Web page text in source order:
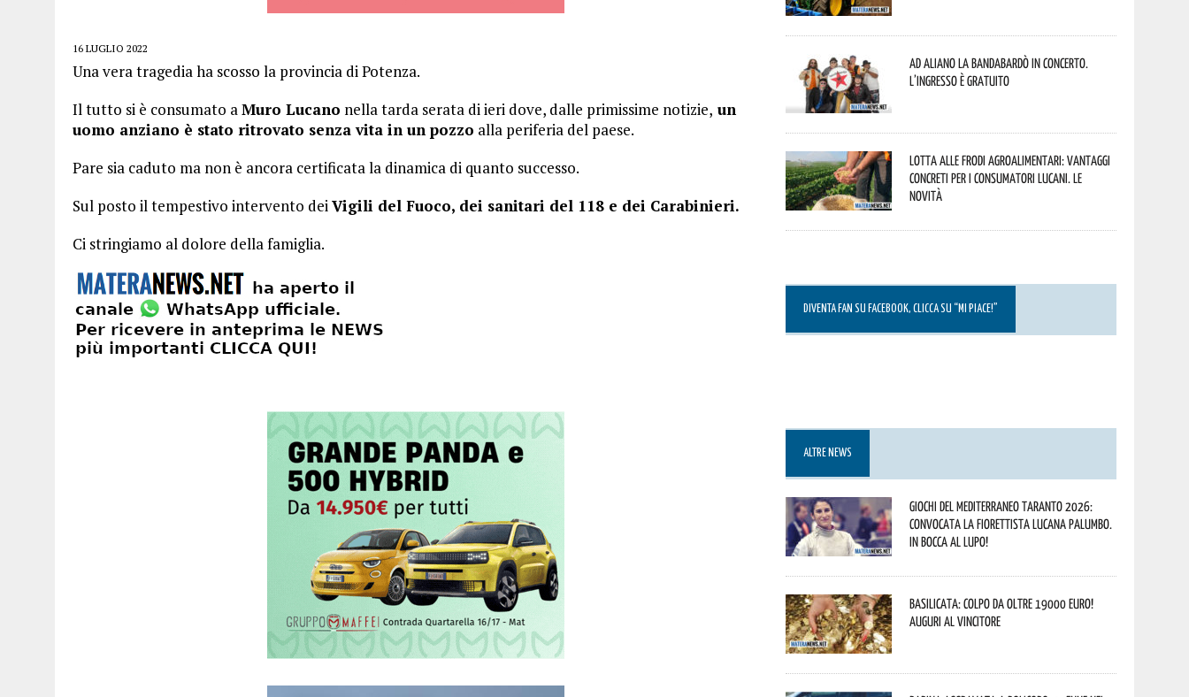
16 LUGLIO 2022
Una vera tragedia ha scosso la provincia di Potenza.
Il tutto si è consumato aMuro Lucano nella tarda serata di ieri dove, dalle primissime notizie, un
uomo anziano è stato ritrovato senza vita in un pozzo alla periferia del paese.
Pare sia caduto ma non è ancora certificata la dinamica di quanto successo.
Sul posto il tempestivo intervento deiVigili del Fuoco, dei sanitari del 118 e dei Carabinieri.
Ci stringiamo al dolore della famiglia.
Ad Aliano la Bandabardò in concerto.
L’ingresso è gratuito
Lotta alle frodi agroalimentari: vantaggi
concreti per i consumatori lucani. Le
novità
DIVENTA FAN SU FACEBOOK, CLICCA SU “MI PIACE!”
ALTRE NEWS
Giochi del Mediterraneo Taranto 2026:
convocata la fiorettista lucana Palumbo.
In bocca al lupo!
Basilicata: colpo da oltre 19000 Euro!
Auguri al vincitore